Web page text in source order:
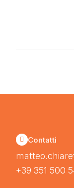
Contatti
+39 351 500